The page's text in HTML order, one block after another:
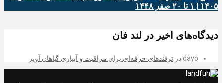
۱۴۰۵ | ۱ تا ۲۰ صفر ۱۴۴۸
دیدگاه‌های اخیر در لند فان
dayo در ترفندهای حرفه‌ای برای مراقبت و آبیاری گیاهان آویز